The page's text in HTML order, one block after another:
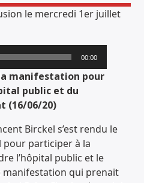
le mercredi 1er juillet
00:00
manifestation pour
public et du
(16/06/20)
Birckel s’est rendu le
pour participer à la
l’hôpital public et le
manifestation qui prenait